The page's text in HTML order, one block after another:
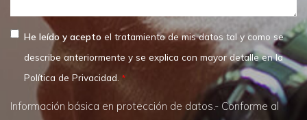
He leído y acepto el tratamiento de mis datos tal y como se
describe anteriormente y se explica con mayor detalle en la
Política de Privacidad.
Información básica en protección de datos.- Conforme al